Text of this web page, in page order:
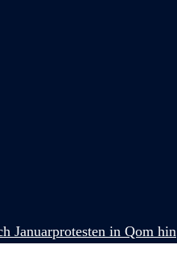
Januarprotesten in Qom hin